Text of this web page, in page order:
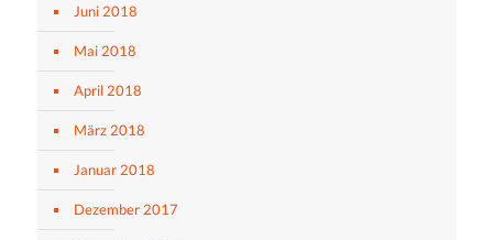
Juni 2018
Mai 2018
April 2018
März 2018
Januar 2018
Dezember 2017